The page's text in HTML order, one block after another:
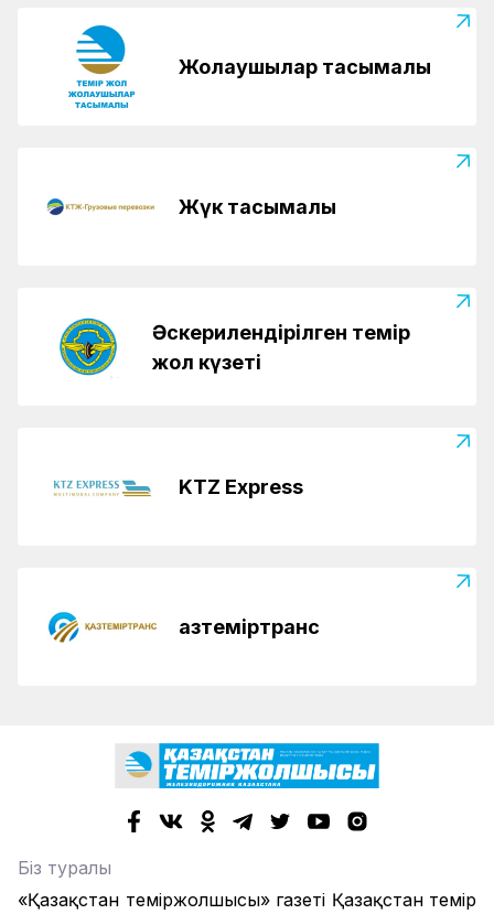
Жолаушылар тасымалы
Жүк тасымалы
Әскерилендірілген темір
жол күзеті
KTZ Express
Қазтеміртранс
Біз туралы
«Қазақстан теміржолшысы» газеті Қазақстан темір